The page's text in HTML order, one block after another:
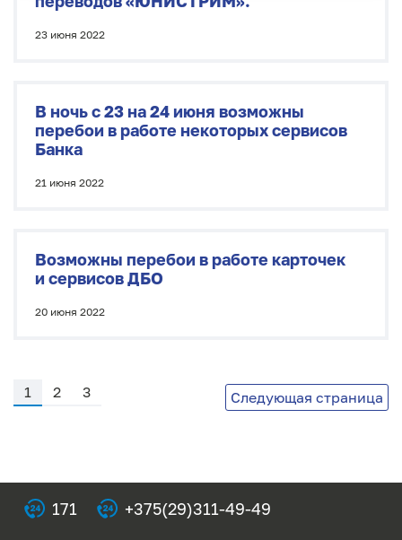
23 июня 2022
В ночь с 23 на 24 июня возможны
перебои в работе некоторых сервисов
Банка
21 июня 2022
Возможны перебои в работе карточек
и сервисов ДБО
20 июня 2022
1 2 3 Следующая страница
171 +375(29)311-49-49